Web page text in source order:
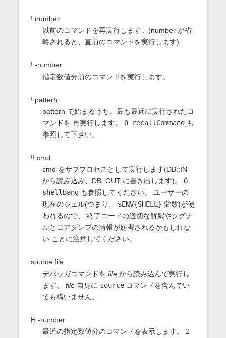
! number
以前のコマンドを再実行します。(number が省
略されると、直前のコマンドを実行します)
! -number
指定数値分前のコマンドを実行します。
! pattern
pattern で始まるうち、最も最近に実行されたコ
マンドを 再実行します。 O recallCommand も
参照して下さい。
!! cmd
cmd をサブプロセスとして実行します(DB::IN
から読み込み、DB::OUT に書き出します)。 O
shellBangも参照してください。 ユーザーの
現在のシェル(つまり、 $ENV{SHELL} 変数)が使
われるので、 終了コードの適切な解釈やシグナ
ルとコアダンプの情報が妨害されるかもしれな
い ことに注意してください。
source file
デバッガコマンドを fileから読み込んで実行し
ます。 file自身に sourceコマンドを含んでい
ても構いません。
H -number
最近の指定数値分のコマンドを表示します。 2